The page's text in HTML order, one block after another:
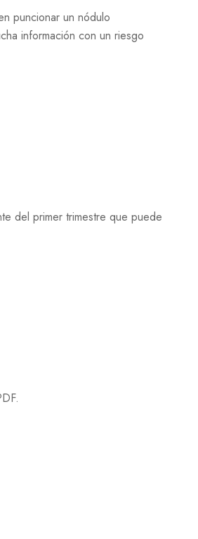
puncionar un nódulo
información con un riesgo
del primer trimestre que puede